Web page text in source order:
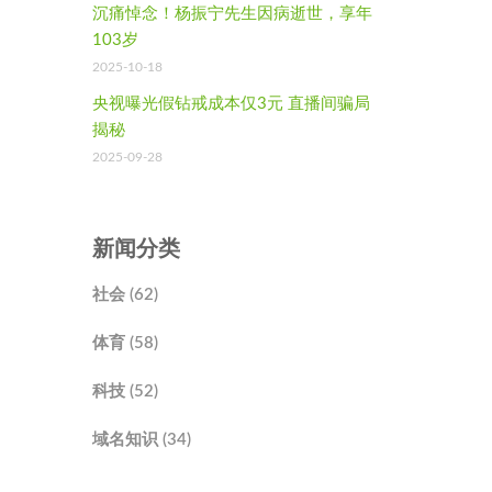
沉痛悼念！杨振宁先生因病逝世，享年
103岁
2025-10-18
央视曝光假钻戒成本仅3元 直播间骗局
揭秘
2025-09-28
新闻分类
社会 (62)
体育 (58)
科技 (52)
域名知识 (34)